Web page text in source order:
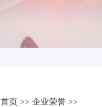
首页 >> 企业荣誉 >>